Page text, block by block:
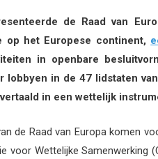
de Raad van
op het Europese continent,
in openbare
in de 47 lidstaten
in een wettelijk
de Raad van Europa komen
voor Wettelijke Samenwerking